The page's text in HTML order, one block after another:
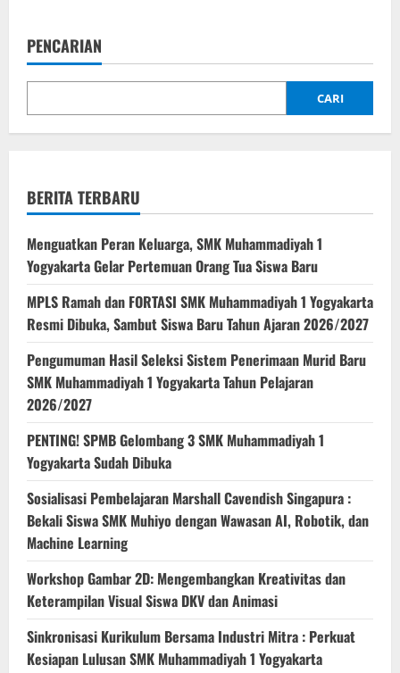
Fitri
Syawal
H
PENCARIAN
CARI
BERITA TERBARU
Menguatkan Peran Keluarga, SMK Muhammadiyah 1
Yogyakarta Gelar Pertemuan Orang Tua Siswa Baru
MPLS Ramah dan FORTASI SMK Muhammadiyah 1 Yogyakarta
Resmi Dibuka, Sambut Siswa Baru Tahun Ajaran 2026/2027
Pengumuman Hasil Seleksi Sistem Penerimaan Murid Baru
SMK Muhammadiyah 1 Yogyakarta Tahun Pelajaran
2026/2027
PENTING! SPMB Gelombang 3 SMK Muhammadiyah 1
Yogyakarta Sudah Dibuka
Sosialisasi Pembelajaran Marshall Cavendish Singapura :
Bekali Siswa SMK Muhiyo dengan Wawasan AI, Robotik, dan
Machine Learning
Workshop Gambar 2D: Mengembangkan Kreativitas dan
Keterampilan Visual Siswa DKV dan Animasi
Sinkronisasi Kurikulum Bersama Industri Mitra : Perkuat
Kesiapan Lulusan SMK Muhammadiyah 1 Yogyakarta